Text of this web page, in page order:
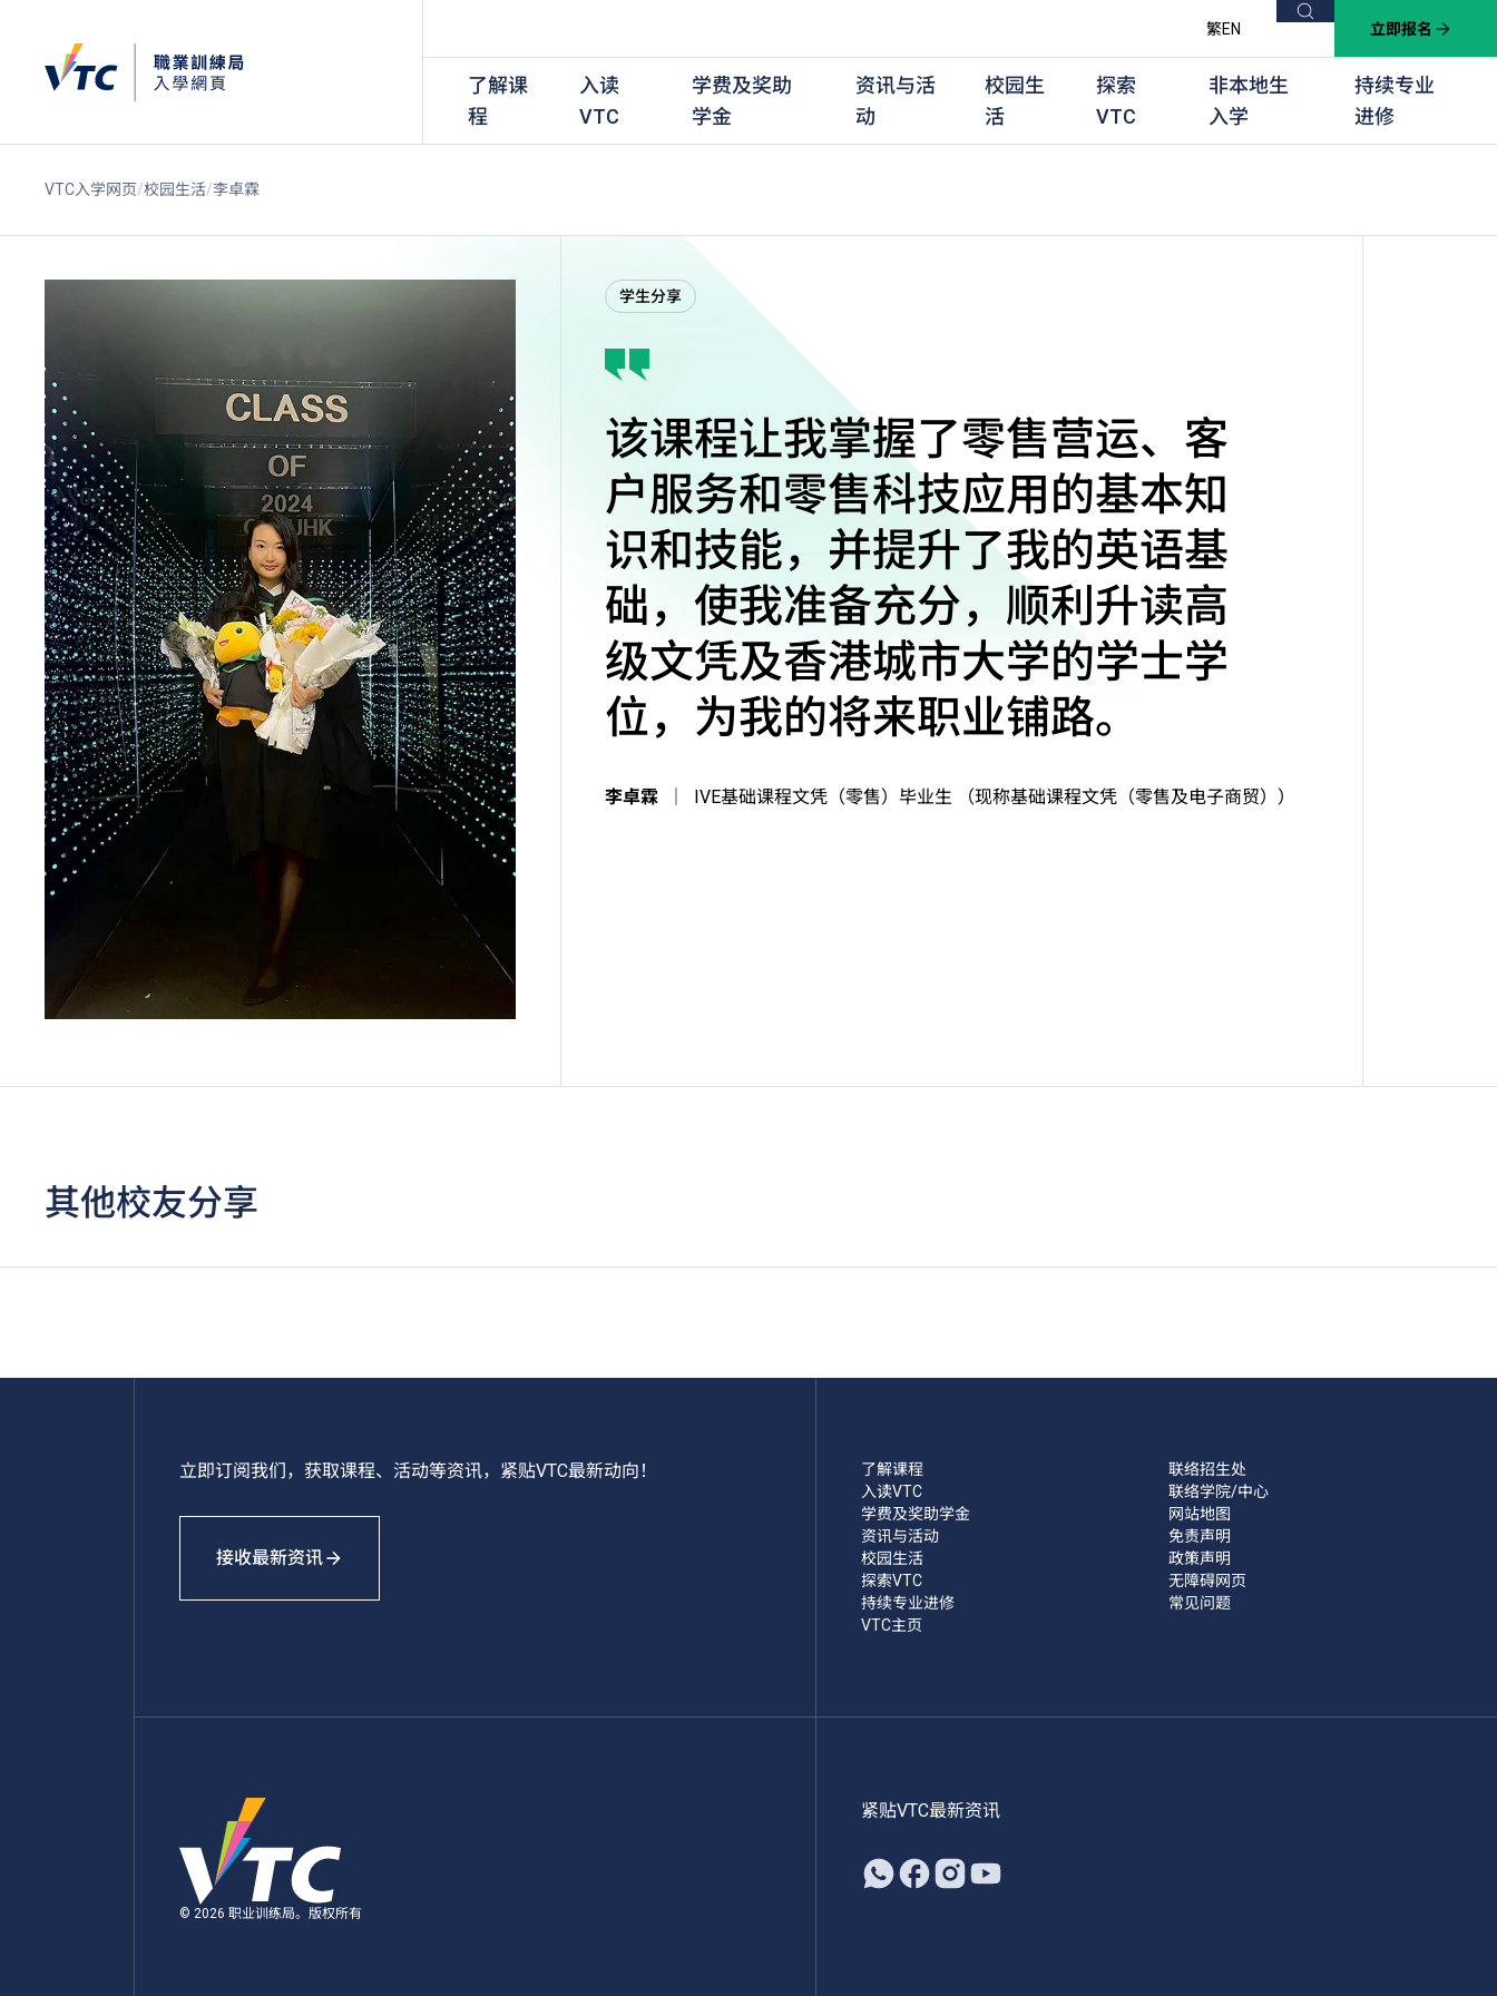
繁EN 搜索 立即报名
了解课
程
职前培训课程
全日制中六或以上
全日制中三或以上
日间兼读制
入读
VTC
职前培训
全日制中六或以上
全日制中三或以上
日间兼读制
学费及奖助
学金
学费及资助
全日制中六或以上
全日制中三或以上
资讯与活
动
入学资讯
最新动态
校园生
活
探索
VTC
非本地生
入学
持续专业
进修
VTC入学网页 校园生活 李卓霖
学生分享
该课程让我掌握了零售营运、客
户服务和零售科技应用的基本知
识和技能，并提升了我的英语基
础，使我准备充分，顺利升读高
级文凭及香港城市大学的学士学
位，为我的将来职业铺路。
李卓霖 IVE基础课程文凭（零售）毕业生 （现称基础课程文凭（零售及电子商贸））
其他校友分享
立即订阅我们，获取课程、活动等资讯，紧贴VTC最新动向！
接收最新资讯
了解课程
入读VTC
学费及奖助学金
资讯与活动
校园生活
探索VTC
持续专业进修
VTC主页
联络招生处
联络学院/中心
网站地图
免责声明
政策声明
无障碍网页
常见问题
© 2026 职业训练局。版权所有
紧贴VTC最新资讯